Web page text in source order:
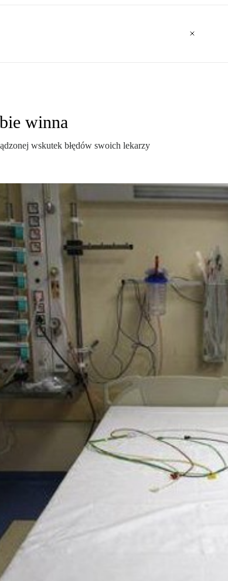
winna
wskutek błędów swoich lekarzy